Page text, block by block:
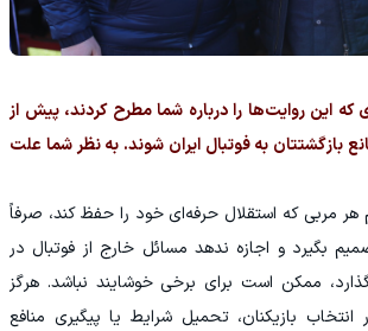
که این روایت‌ها را درباره شما مطرح کردند، پیش از
بازگشتتان به فوتبال ایران شوند. به نظر شما علت
مربی که استقلال حرفه‌ای خود را حفظ کند، صرفاً
بگیرد و اجازه ندهد مسائل خارج از فوتبال در
ممکن است برای برخی خوشایند نباشد. هرگز
انتخاب بازیکنان، تحمیل شرایط یا پیگیری منافع